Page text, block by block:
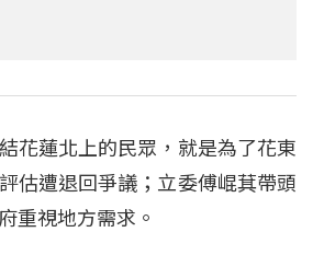
花蓮北上的民眾，就是為了花東
估遭退回爭議；立委傅崐萁帶頭
重視地方需求。